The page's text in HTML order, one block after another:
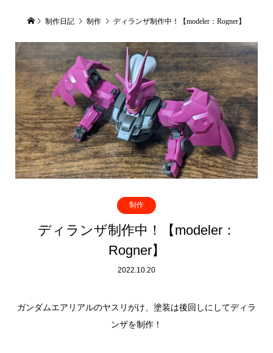
制作日記 制作 ディランザ制作中！【modeler：Rogner】
制作
ディランザ制作中！【modeler：
Rogner】
2022.10.20
ガンダムエアリアルのヤスリがけ、塗装は後回しにしてディラ
ンザを制作！